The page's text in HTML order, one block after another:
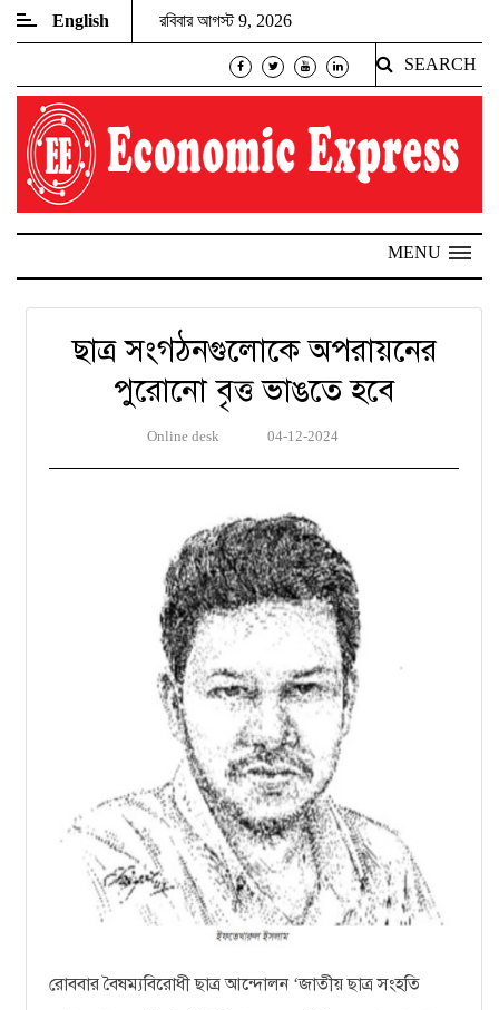
English রবিবার আগস্ট 9, 2026
SEARCH
MENU
ছাত্র সংগঠনগুলোকে অপরায়নের
পুরোনো বৃত্ত ভাঙতে হবে
Online desk 04-12-2024
রোববার বৈষম্যবিরোধী ছাত্র আন্দোলন ‘জাতীয় ছাত্র সংহতি